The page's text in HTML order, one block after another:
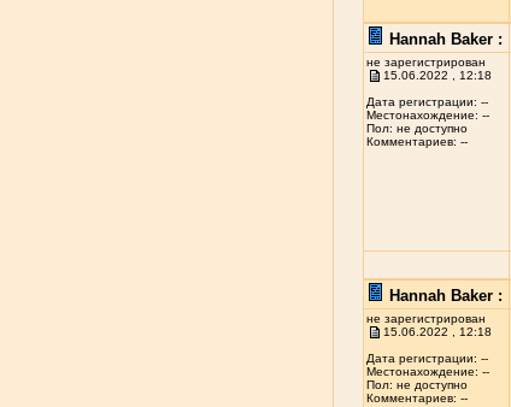
Hannah Baker :
не зарегистрирован
15.06.2022 , 12:18
Дата регистрации: --
Местонахождение: --
Пол: не доступно
Комментариев: --
Hannah Baker :
не зарегистрирован
15.06.2022 , 12:18
Дата регистрации: --
Местонахождение: --
Пол: не доступно
Комментариев: --